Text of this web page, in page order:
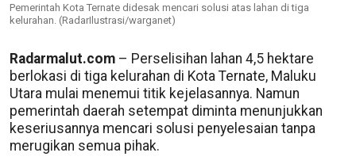
Pemerintah Kota Ternate didesak mencari solusi atas lahan di tiga
kelurahan. (RadarIlustrasi/warganet)
Radarmalut.com – Perselisihan lahan 4,5 hektare
berlokasi di tiga kelurahan di Kota Ternate, Maluku
Utara mulai menemui titik kejelasannya. Namun
pemerintah daerah setempat diminta menunjukkan
keseriusannya mencari solusi penyelesaian tanpa
merugikan semua pihak.